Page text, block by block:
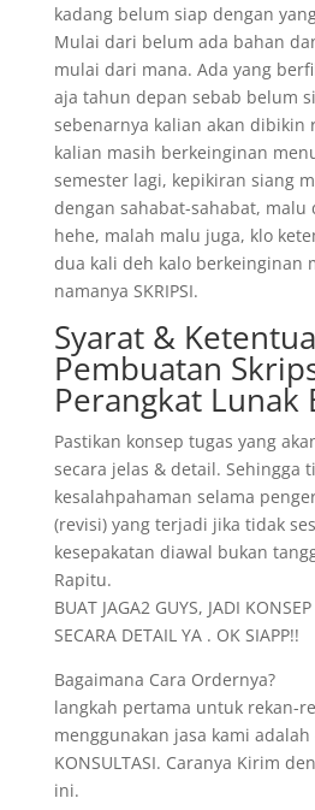
kadang belum siap dengan
Mulai dari belum ada bahan
mulai dari mana. Ada yang
aja tahun depan sebab belum
sebenarnya kalian akan
kalian masih berkeinginan
semester lagi, kepikiran siang
dengan sahabat-sahabat, malu
hehe, malah malu juga, klo
dua kali deh kalo berkeinginan
namanya SKRIPSI.
Syarat &
Pembuatan
Perangkat Lunak
Pastikan konsep tugas yang
secara jelas & detail. Sehingga
kesalahpahaman selama
(revisi) yang terjadi jika tidak
kesepakatan diawal bukan
Rapitu.
BUAT JAGA2 GUYS, JADI
SECARA DETAIL YA . OK SIAPP!!
Bagaimana Cara Ordernya?
langkah pertama untuk rekan-
menggunakan jasa kami adalah
KONSULTASI. Caranya Kirim
ini.